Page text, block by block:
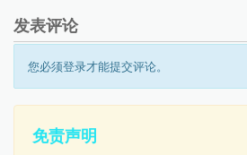
发表评论
您必须登录才能提交评论。
免责声明